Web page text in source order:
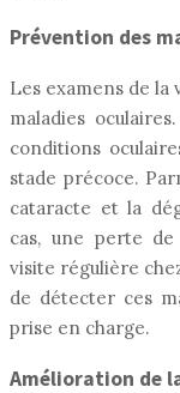
Prévention des
Les examens de
maladies
conditions
stade précoce.
cataracte et la
cas, une perte
visite régulière
de détecter ces
prise en charge.
Amélioration de